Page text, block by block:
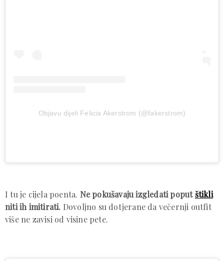
Objavu dijeli Felicia Akerstrom (@fakerstrom)
I tu je cijela poenta. Ne pokušavaju izgledati poputštikli
niti ih imitirati. Dovoljno su dotjerane da večernji outfit
više ne zavisi od visine pete.